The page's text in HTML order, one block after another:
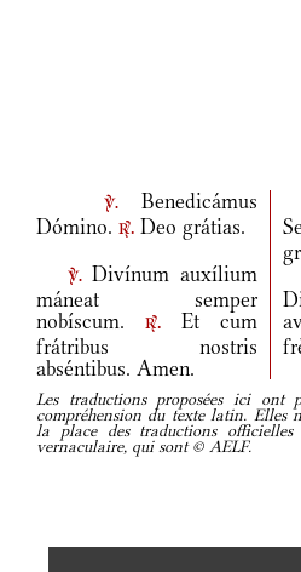
v.
Benedicámus
Dómino. r. Deo grátias.
v.Divínum auxílium
máneat semper
nobíscum.
r.
Et cum
frátribus nostris
abséntibus. Amen.
Les traductions proposées ici ont
compréhension du texte latin. Elles
la place des traductions
vernaculaire, qui sont © AELF.